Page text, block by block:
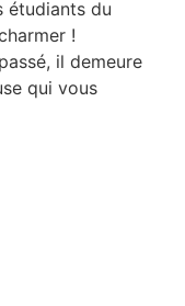
étudiants du
!
il demeure
qui vous